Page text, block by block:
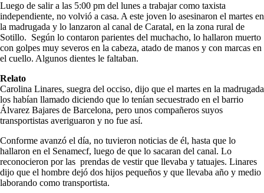
Luego de salir a las 5:00 pm del lunes a trabajar como taxista
independiente, no volvió a casa. A este joven lo asesinaron el martes en
la madrugada y lo lanzaron al canal de Caratal, en la zona rural de
Sotillo. Según lo contaron parientes del muchacho, lo hallaron muerto
con golpes muy severos en la cabeza, atado de manos y con marcas en
el cuello. Algunos dientes le faltaban.
Relato
Carolina Linares, suegra del occiso, dijo que el martes en la madrugada
los habían llamado diciendo que lo tenían secuestrado en el barrio
Álvarez Bajares de Barcelona, pero unos compañeros suyos
transportistas averiguaron y no fue así.
Conforme avanzó el día, no tuvieron noticias de él, hasta que lo
hallaron en el Senamecf, luego de que lo sacaran del canal. Lo
reconocieron por las prendas de vestir que llevaba y tatuajes. Linares
dijo que el hombre dejó dos hijos pequeños y que llevaba año y medio
laborando como transportista.